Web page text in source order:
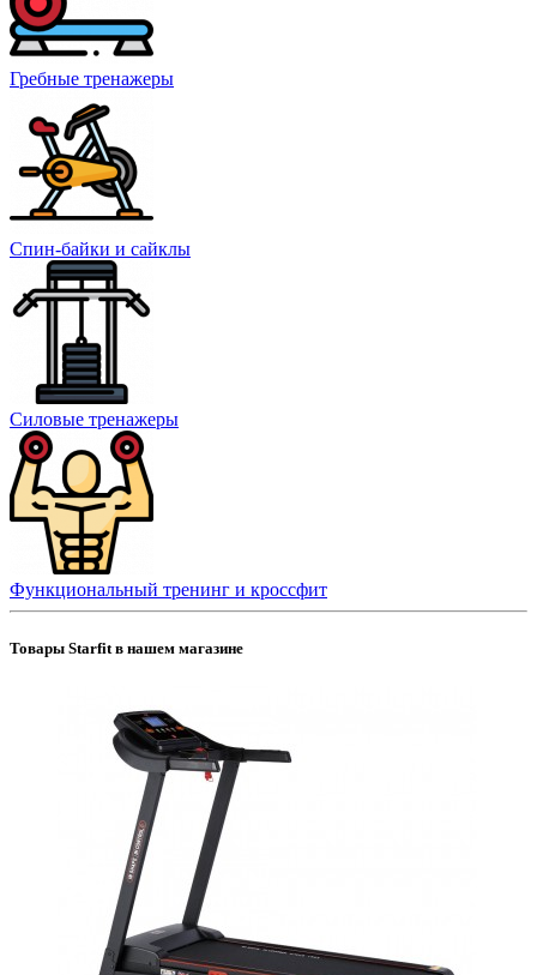
Гребные тренажеры
Спин-байки и сайклы
Силовые тренажеры
Функциональный тренинг и кроссфит
Товары Starfit в нашем магазине